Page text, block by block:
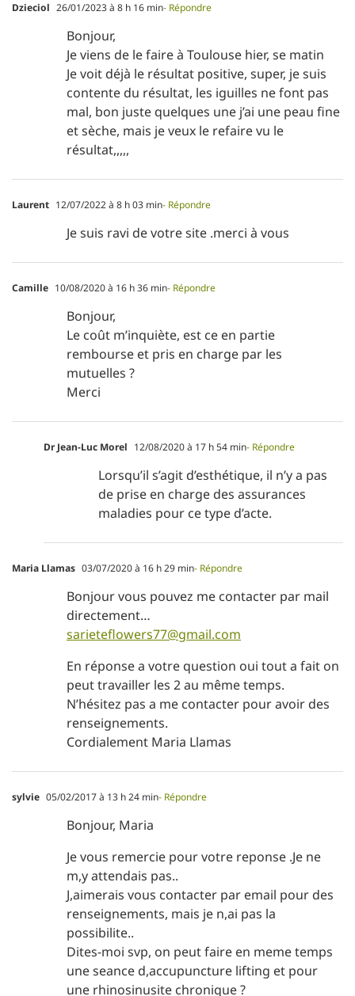
Dzieciol 26/01/2023 à 8 h 16 min- Répondre
Bonjour,
Je viens de le faire à Toulouse hier, se matin
Je voit déjà le résultat positive, super, je suis
contente du résultat, les iguilles ne font pas
mal, bon juste quelques une j’ai une peau fine
et sèche, mais je veux le refaire vu le
résultat,,,,,
Laurent 12/07/2022 à 8 h 03 min- Répondre
Je suis ravi de votre site .merci à vous
Camille 10/08/2020 à 16 h 36 min- Répondre
Bonjour,
Le coût m’inquiète, est ce en partie
rembourse et pris en charge par les
mutuelles ?
Merci
Dr Jean-Luc Morel 12/08/2020 à 17 h 54 min- Répondre
Lorsqu’il s’agit d’esthétique, il n’y a pas
de prise en charge des assurances
maladies pour ce type d’acte.
Maria Llamas 03/07/2020 à 16 h 29 min- Répondre
Bonjour vous pouvez me contacter par mail
directement…
sarieteflowers77@gmail.com
En réponse a votre question oui tout a fait on
peut travailler les 2 au même temps.
N’hésitez pas a me contacter pour avoir des
renseignements.
Cordialement Maria Llamas
sylvie 05/02/2017 à 13 h 24 min- Répondre
Bonjour, Maria
Je vous remercie pour votre reponse .Je ne
m,y attendais pas..
J,aimerais vous contacter par email pour des
renseignements, mais je n,ai pas la
possibilite..
Dites-moi svp, on peut faire en meme temps
une seance d,accupuncture lifting et pour
une rhinosinusite chronique ?